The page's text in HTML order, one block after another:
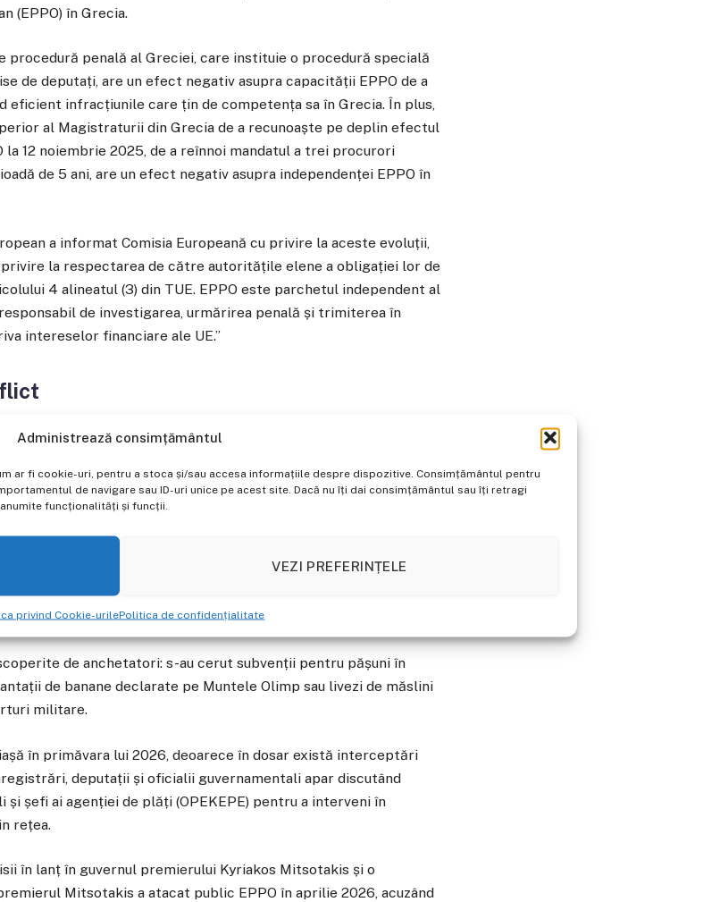
Administrează consimțământul
ar fi cookie-uri, pentru a stoca și/sau accesa informațiile despre dispozitive. Consimțământul pentru
de navigare sau ID-uri unice pe acest site. Dacă nu îți dai consimțământul sau îți retragi
funcționalități și funcții.
VEZI PREFERINȚELE
privind Cookie-urilePolitica de confidențialitate
(EPPO) în Grecia.
procedură penală al Greciei, care instituie o procedură specială
de deputați, are un efect negativ asupra capacității EPPO de a
eficient infracțiunile care țin de competența sa în Grecia. În plus,
al Magistraturii din Grecia de a recunoaște pe deplin efectul
la 12 noiembrie 2025, de a reînnoi mandatul a trei procurori
de 5 ani, are un efect negativ asupra independenței EPPO în
a informat Comisia Europeană cu privire la aceste evoluții,
la respectarea de către autoritățile elene a obligației lor de
4 alineatul (3) din TUE. EPPO este parchetul independent al
de investigarea, urmărirea penală și trimiterea în
intereselor financiare ale UE.”
Kövesi a trimis o cerere oficială Parlamentului de la Atena cerând
sunt vizați 5 foști parlamentari, dar și un fost ministru și un fost
(Dezvoltării Rurale).
estimat la zeci de milioane de euro. Schema exploata faptul că
Beneficiarii din rețea declarau că dețin terenuri agricole pe
fictiv numărul de animale și încasau banii.
de anchetatori: s-au cerut subvenții pentru pășuni în
de banane declarate pe Muntele Olimp sau livezi de măslini
militare.
în primăvara lui 2026, deoarece în dosar există interceptări
deputații și oficialii guvernamentali apar discutând
șefi ai agenției de plăți (OPEKEPE) pentru a interveni în
rețea.
în lanț în guvernul premierului Kyriakos Mitsotakis și o
Mitsotakis a atacat public EPPO în aprilie 2026, acuzând